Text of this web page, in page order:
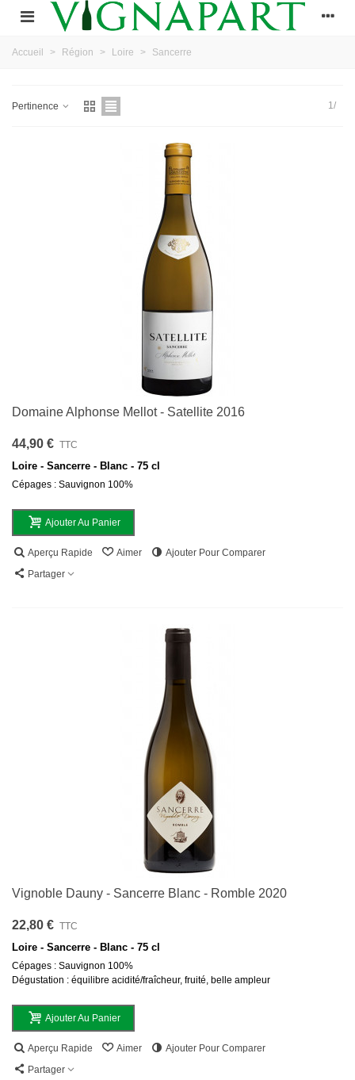
Accueil > Région > Loire > Sancerre
Pertinence 1/
Domaine Alphonse Mellot - Satellite 2016
44,90 € TTC
Loire - Sancerre - Blanc - 75 cl
Cépages : Sauvignon 100%
Ajouter Au Panier
Aperçu Rapide Aimer
Ajouter Pour Comparer
Partager
Vignoble Dauny - Sancerre Blanc - Romble 2020
22,80 € TTC
Loire - Sancerre - Blanc - 75 cl
Cépages : Sauvignon 100%
Dégustation : équilibre acidité/fraîcheur, fruité, belle ampleur
Ajouter Au Panier
Aperçu Rapide Aimer
Ajouter Pour Comparer
Partager